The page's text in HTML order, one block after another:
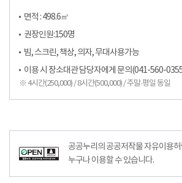
면적 : 498.6㎡
권장인원:150명
빔, 스크린, 책상, 의자, 무대사용가능
이용 시 장소대관 담당자에게 문의(041-560-
※ 4시간(250,000) / 8시간(500,000) / 주말·평일 동일
공공누리공공저작물자유이용허락–출처표시이미
공공누리의 공공저작물 자유이용
누구나 이용할 수 있습니다.